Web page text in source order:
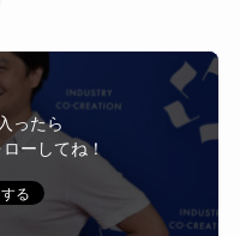
ったら
ーしてね！